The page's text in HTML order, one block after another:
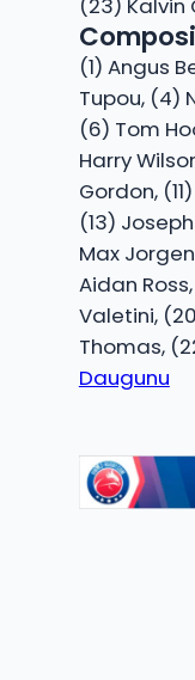
(23) Kalvin
(1) Angus
Tupou, (4)
(6) Tom
Harry
Gordon,
(13)
Max
Aidan
Valetini,
Thomas,
Daugunu